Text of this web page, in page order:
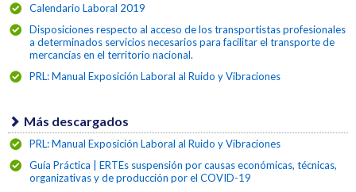
Calendario Laboral 2019
Disposiciones respecto al acceso de los transportistas profesionales
a determinados servicios necesarios para facilitar el transporte de
mercancías en el territorio nacional.
PRL: Manual Exposición Laboral al Ruido y Vibraciones
Más descargados
PRL: Manual Exposición Laboral al Ruido y Vibraciones
Guía Práctica | ERTEs suspensión por causas económicas, técnicas,
organizativas y de producción por el COVID-19